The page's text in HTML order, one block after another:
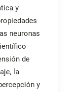
y
neuronas
de
la
y